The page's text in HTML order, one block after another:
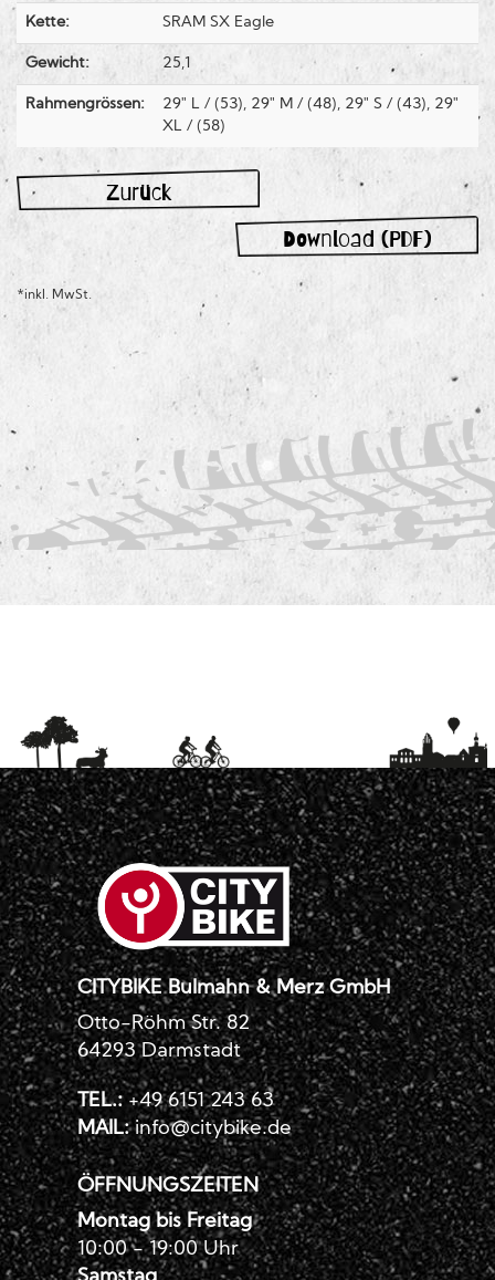
Kette: SRAM SX Eagle
Gewicht: 25,1
Rahmengrössen:
29" L / (53), 29" M / (48), 29" S / (43), 29"
XL / (58)
Zurück
Download (PDF)
*inkl. MwSt.
CITYBIKE Bulmahn & Merz GmbH
Otto-Röhm Str. 82
64293 Darmstadt
TEL.:+49 6151 243 63
MAIL: info@citybike.de
ÖFFNUNGSZEITEN
Montag bis Freitag
10:00 - 19:00 Uhr